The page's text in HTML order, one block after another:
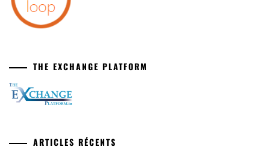
THE EXCHANGE PLATFORM
ARTICLES RÉCENTS